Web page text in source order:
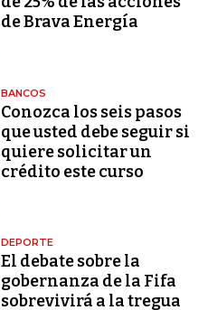
de Brava Energía
BANCOS
Conozca los seis pasos
que usted debe seguir si
quiere solicitar un
crédito este curso
DEPORTE
El debate sobre la
gobernanza de la Fifa
sobrevivirá a la tregua